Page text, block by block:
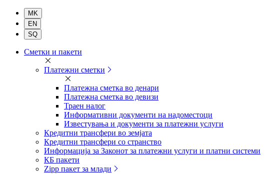
Комерцијална
Сметки и пакети
Платежни сметки
Платежна сметка во денари
Платежна сметка во девизи
Траен налог
Информативни документи на надоместоци
Известувања и документи за платежни услуги
Кредитни трансфери во земјата
Кредитни трансфери со странство
Информација за Законот за платежни услуги и платни системи
КБ пакети
Zipp пакет за млади